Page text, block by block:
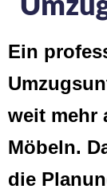
Ein
weit mehr
Möbeln.
die